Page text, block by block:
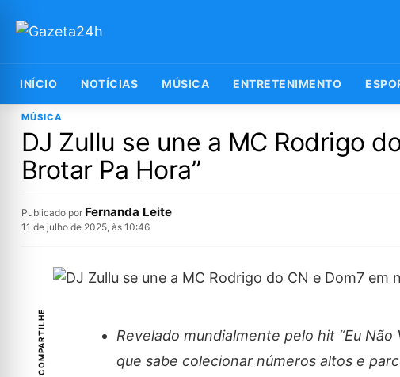
INÍCIO NOTÍCIAS MÚSICA ENTRETENIMENTO
MÚSICA
DJ Zullu se une a MC Rodrigo
Brotar Pa Hora”
Publicado por Fernanda Leite
11 de julho de 2025, às 10:46
COMPARTILHE
Revelado mundialmente pelo hit “Eu Não
que sabe colecionar números altos e